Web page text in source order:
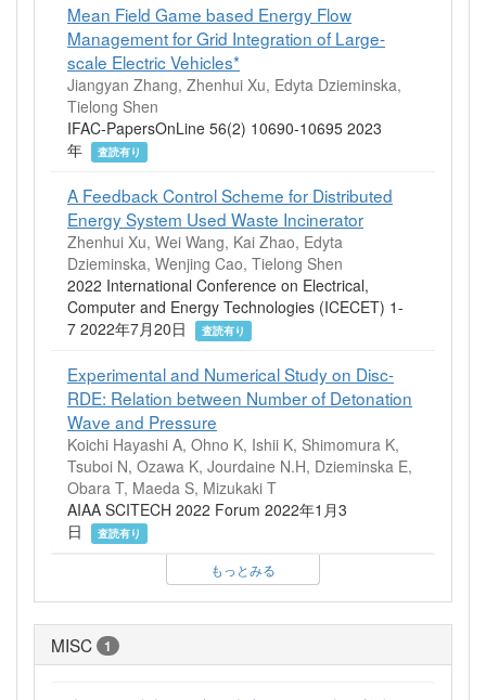
Mean Field Game based Energy Flow
Management for Grid Integration of Large-
scale Electric Vehicles*
Jiangyan Zhang, Zhenhui Xu, Edyta Dzieminska,
Tielong Shen
IFAC-PapersOnLine 56(2) 10690-10695 2023
年
査読有り
A Feedback Control Scheme for Distributed
Energy System Used Waste Incinerator
Zhenhui Xu, Wei Wang, Kai Zhao, Edyta
Dzieminska, Wenjing Cao, Tielong Shen
2022 International Conference on Electrical,
Computer and Energy Technologies (ICECET) 1-
7 2022年7月20日
査読有り
Experimental and Numerical Study on Disc-
RDE: Relation between Number of Detonation
Wave and Pressure
Koichi Hayashi A, Ohno K, Ishii K, Shimomura K,
Tsuboi N, Ozawa K, Jourdaine N.H, Dzieminska E,
Obara T, Maeda S, Mizukaki T
AIAA SCITECH 2022 Forum 2022年1月3
日
査読有り
もっとみる
MISC 1